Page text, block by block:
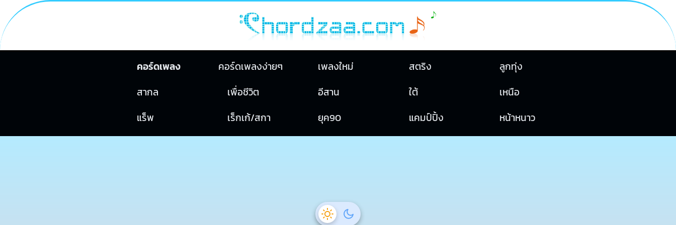
คอร์ดเพลง คอร์ดเพลงง่ายๆ เพลงใหม่ สตริง
ลูกทุ่ง
สากล
เพื่อชีวิต อีสาน ใต้
เหนือ
แร็พ
เร็กเก้/สกา ยุค90 แคมป์ปิ้ง หน้าหนาว